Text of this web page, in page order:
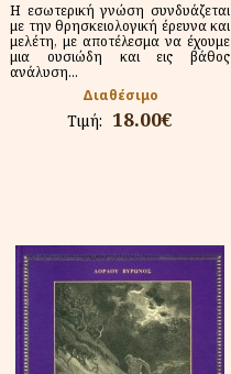
Η εσωτερική γνώση συνδυάζεται
με την θρησκειολογική έρευνα και
μελέτη, με αποτέλεσμα να έχουμε
μια ουσιώδη και εις βάθος
ανάλυση...
Διαθέσιμο
Τιμή: 18.00€